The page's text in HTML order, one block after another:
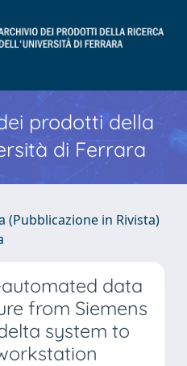
prodotti della
di Ferrara
in Rivista)
data
from Siemens
system to